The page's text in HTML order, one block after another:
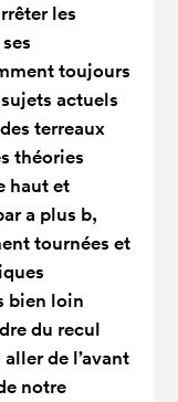
les
toujours
actuels
terreaux
théories
haut et
a plus b,
tournées et
bien loin
du recul
de l’avant
notre